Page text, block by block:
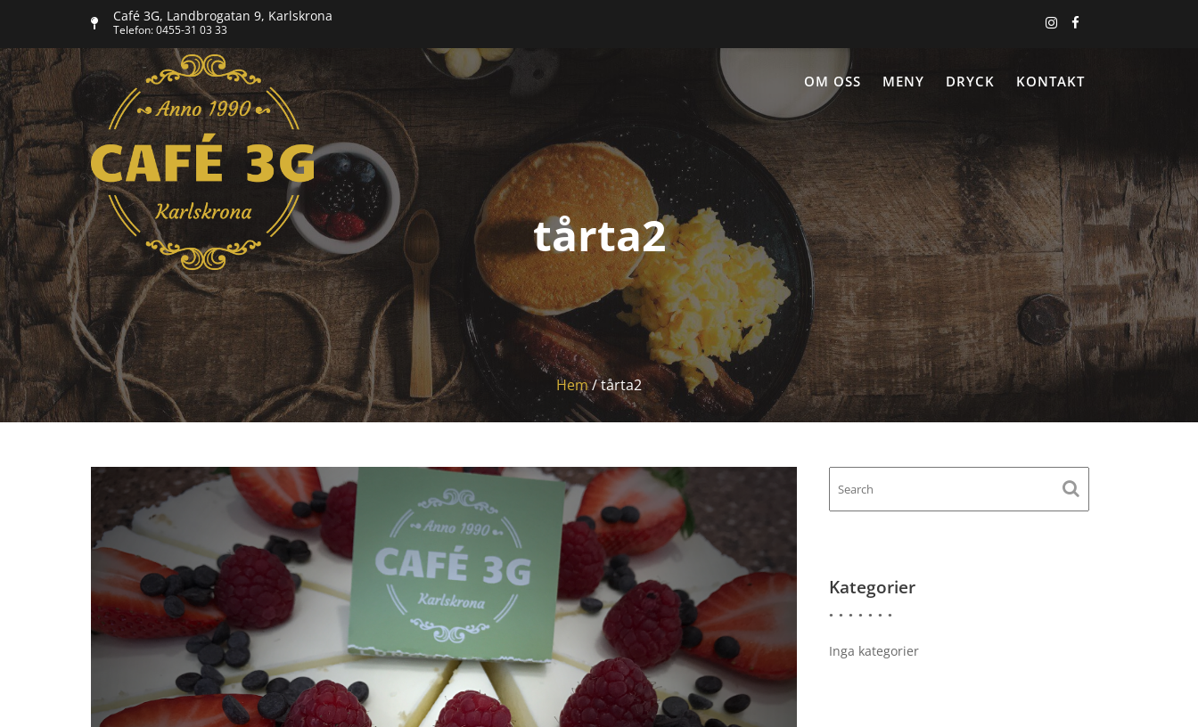
content
Café 3G, Landbrogatan 9, Karlskrona
Telefon: 0455-31 03 33
OM OSS MENY DRYCK KONTAKT
tårta2
Hem/tårta2
Kategorier
Inga kategorier